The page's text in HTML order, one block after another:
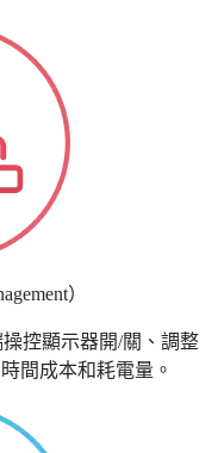
）
控顯示器開/關、調整
間成本和耗電量。